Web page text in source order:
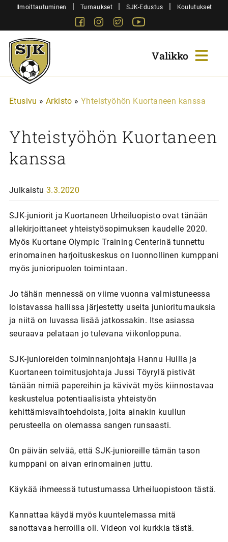
SiirryIlmoittautuminen | Turnaukset | SJK-Edustus | Koulutukset
FacebookInstagram
Twitter
Sjk-
Juniorit
Etusivu » Arkisto » Yhteistyöhön Kuortaneen kanssa
Yhteistyöhön Kuortaneen
kanssa
Julkaistu 3.3.2020
SJK-juniorit ja Kuortaneen Urheiluopisto ovat tänään
allekirjoittaneet yhteistyösopimuksen kaudelle 2020.
Myös Kuortane Olympic Training Centerinä tunnettu
erinomainen harjoituskeskus on luonnollinen kumppani
myös junioripuolen toimintaan.
Jo tähän mennessä on viime vuonna valmistuneessa
loistavassa hallissa järjestetty useita junioriturnauksia
ja niitä on luvassa lisää jatkossakin. Itse asiassa
seuraava pelataan jo tulevana viikonloppuna.
SJK-junioreiden toiminnanjohtaja Hannu Huilla ja
Kuortaneen toimitusjohtaja Jussi Töyrylä pistivät
tänään nimiä papereihin ja kävivät myös kiinnostavaa
keskustelua potentiaalisista yhteistyön
kehittämisvaihtoehdoista, joita ainakin kuullun
perusteella on olemassa sangen runsaasti.
On päivän selvää, että SJK-junioreille tämän tason
kumppani on aivan erinomainen juttu.
Käykää ihmeessä tutustumassa Urheiluopistoon tästä.
Kannattaa käydä myös kuuntelemassa mitä
sanottavaa herroilla oli. Videon voi kurkkia tästä.